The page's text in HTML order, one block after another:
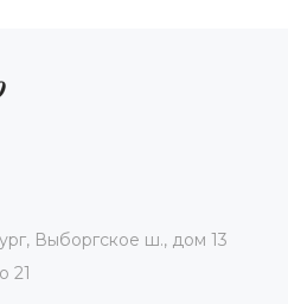
Выборгское ш., дом 13
21